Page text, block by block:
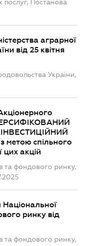
послуг, Постанова
аграрної
від 25 квітня
України,
метою спільного
цих акцій
та фондового ринку,
ринку від
та фондового ринку,